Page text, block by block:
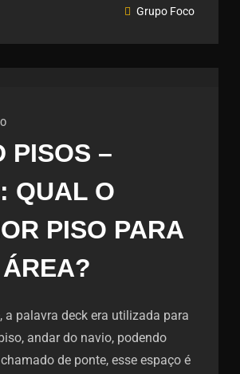
Grupo Foco
PISOS –
QUAL O
PISO PARA
a palavra deck era utilizada para
andar do navio, podendo
de ponte, esse espaço é